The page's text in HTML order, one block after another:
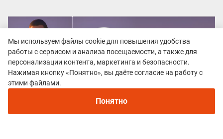
Рекомендуем
Непромокаемые кроссовки для бега зимой и
трейлраннинга 2026. Для города и
Мы используем файлы cookie для повышения удобства
работы с сервисом и анализа посещаемости, а также для
персонализации контента, маркетинга и безопасности.
Нажимая кнопку «Понятно», вы даёте согласие на работу с
этими файлами.
Понятно